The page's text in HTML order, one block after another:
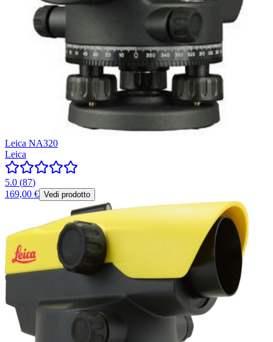
Leica NA320
Leica
5.0 (87)
169,00 € Vedi prodotto